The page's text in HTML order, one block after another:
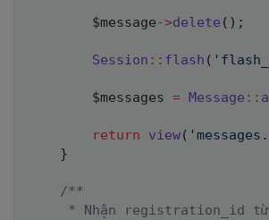
$message->delete ( ) ;
Session :: flash (
$messages = Message ::
return view(
}
/**
* Nhận registration_id